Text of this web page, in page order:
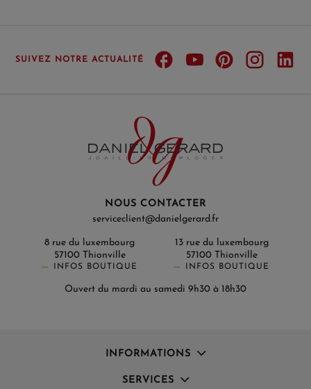
SUIVEZ NOTRE ACTUALITÉ
NOUS CONTACTER
serviceclient@danielgerard.fr
8 rue du luxembourg
57100 Thionville
INFOS BOUTIQUE
13 rue du luxembourg
57100 Thionville
INFOS BOUTIQUE
Ouvert du mardi au samedi 9h30 à 18h30
INFORMATIONS
SERVICES